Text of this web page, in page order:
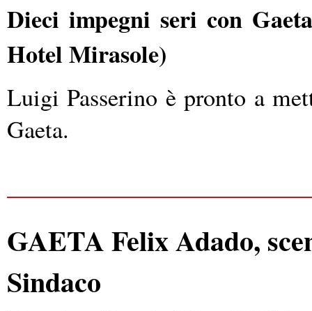
Dieci impegni seri con
Hotel Mirasole)
Luigi Passerino è pronto a
Gaeta.
GAETA Felix Adado,
Sindaco